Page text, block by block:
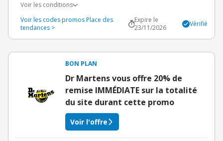
Voir les conditions
Voir les codes promos Place des
tendances >
Expire le
23/11/2026
Vérifié
BON PLAN
Dr Martens vous offre 20% de
remise IMMÉDIATE sur la totalité
du site durant cette promo
Voir l'offre